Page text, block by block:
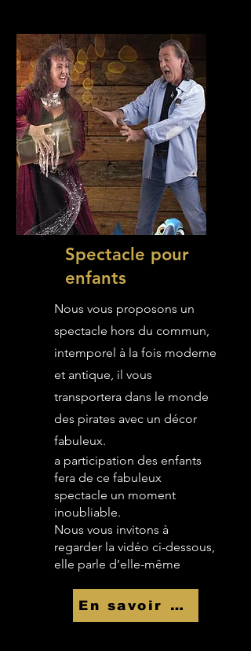
Spectacle pour
enfants
Nous vous proposons un
spectacle hors du commun,
intemporel à la fois moderne
et antique, il vous
transportera dans le monde
des pirates avec un décor
fabuleux.
a participation des enfants
fera de ce fabuleux
spectacle un moment
inoubliable.
Nous vous invitons à
regarder la vidéo ci-dessous,
elle parle d’elle-même
En savoir Plus